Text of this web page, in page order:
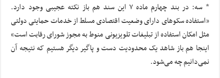
* سه: در بند چهارم ماده ۷ این سند هم باز نکته عجیبی وجود دارد.
«استفاده سکوهای دارای وضعیت اقتصادی مسلط از خدمات حمایتی دولتی
مثل امکان استفاده از تبلیغات تلویزیونی منوط به مجوز شورای رقابت است»
اینجا هم باز شاهد یک محدودیت دست و پاگیر دیگر هستیم که نتیجه آن
نمی‌دانیم چه می‌شود.